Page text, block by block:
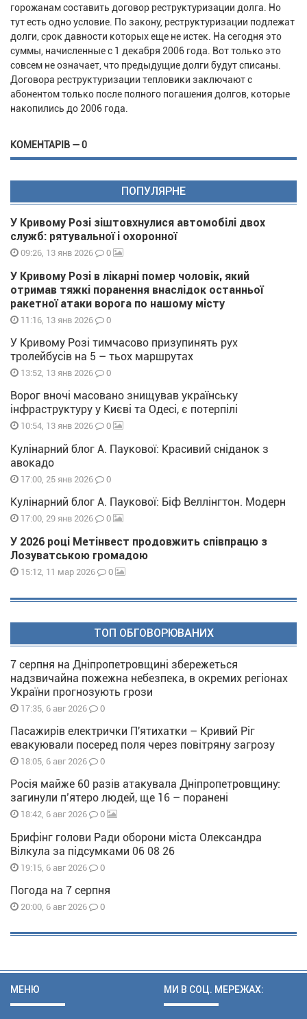
горожанам составить договор реструктуризации долга. Но
тут есть одно условие. По закону, реструктуризации подлежат
долги, срок давности которых еще не истек. На сегодня это
суммы, начисленные с 1 декабря 2006 года. Вот только это
совсем не означает, что предыдущие долги будут списаны.
Договора реструктуризации тепловики заключают с
абонентом только после полного погашения долгов, которые
накопились до 2006 года.
КОМЕНТАРІВ — 0
ПОПУЛЯРНЕ
У Кривому Розі зіштовхнулися автомобілі двох
служб: рятувальної і охоронної
09:26, 13 янв 2026 0
У Кривому Розі в лікарні помер чоловік, який
отримав тяжкі поранення внаслідок останньої
ракетної атаки ворога по нашому місту
11:16, 13 янв 2026 0
У Кривому Розі тимчасово призупинять рух
тролейбусів на 5 – тьох маршрутах
13:52, 13 янв 2026 0
Ворог вночі масовано знищував українську
інфраструктуру у Києві та Одесі, є потерпілі
10:54, 13 янв 2026 0
Кулінарний блог А. Паукової: Красивий сніданок з
авокадо
17:00, 25 янв 2026 0
Кулінарний блог А. Паукової: Біф Веллінгтон. Модерн
17:00, 29 янв 2026 0
У 2026 році Метінвест продовжить співпрацю з
Лозуватською громадою
15:12, 11 мар 2026 0
ТОП ОБГОВОРЮВАНИХ
7 серпня на Дніпропетровщині збережеться
надзвичайна пожежна небезпека, в окремих регіонах
України прогнозують грози
17:35, 6 авг 2026 0
Пасажирів електрички П'ятихатки – Кривий Ріг
евакуювали посеред поля через повітряну загрозу
18:05, 6 авг 2026 0
Росія майже 60 разів атакувала Дніпропетровщину:
загинули п’ятеро людей, ще 16 – поранені
18:42, 6 авг 2026 0
Брифінг голови Ради оборони міста Олександра
Вілкула за підсумками 06 08 26
19:15, 6 авг 2026 0
Погода на 7 серпня
20:00, 6 авг 2026 0
МЕНЮ МИ В СОЦ. МЕРЕЖАХ: